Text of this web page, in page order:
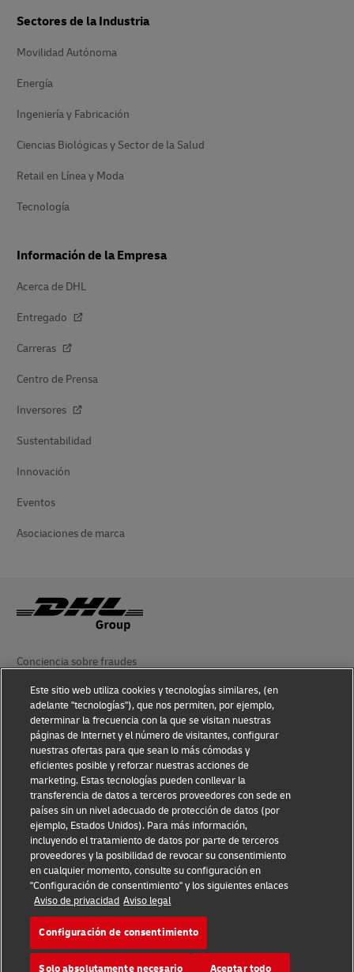
Sectores de la Industria
Movilidad Autónoma
Energía
Ingeniería y Fabricación
Ciencias Biológicas y Sector de la Salud
Retail en Línea y Moda
Tecnología
Información de la Empresa
Acerca de DHL
Entregado
Carreras
Centro de Prensa
Inversores
Sustentabilidad
Innovación
Eventos
Asociaciones de marca
Conciencia sobre fraudes
Aviso Legal
Condiciones de Uso
Aviso de Privacidad
Información adicional
Ajustes de cookies
Síganos
2026 © - todos los derechos reservados
Este sitio web utiliza cookies y tecnologías similares, (en
adelante "tecnologías"), que nos permiten, por ejemplo,
determinar la frecuencia con la que se visitan nuestras
páginas de Internet y el número de visitantes, configurar
nuestras ofertas para que sean lo más cómodas y
eficientes posible y reforzar nuestras acciones de
marketing. Estas tecnologías pueden conllevar la
transferencia de datos a terceros proveedores con sede en
países sin un nivel adecuado de protección de datos (por
ejemplo, Estados Unidos). Para más información,
incluyendo el tratamiento de datos por parte de terceros
proveedores y la posibilidad de revocar su consentimiento
en cualquier momento, consulte su configuración en
"Configuración de consentimiento" y los siguientes enlaces
Aviso de privacidad Aviso legal
Configuración de consentimiento
Solo absolutamente necesario Aceptar todo